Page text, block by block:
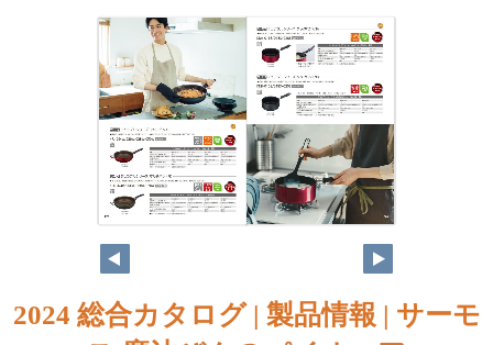
2024 総合カタログ | 製品情報 | サーモ